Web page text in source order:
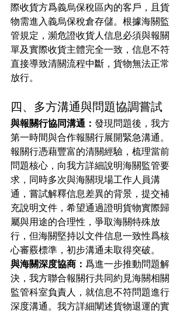
際收貨方爲義烏保稅區內的客戶，且貨
物需進入義烏保稅倉存儲。根據海關監
管規定，瀕危證收貨人信息必須與報關
單及實際收貨主體完全一致，信息不符
直接導致清關流程中斷，貨物無法正常
放行。
四、多方溝通與問題協調嘗試
與報關行協同溝通： 發現問題後，我方
第一時間與合作報關行展開緊急溝通。
報關行憑藉豐富的清關經驗，梳理當前
問題核心，向我方詳細說明海關監管要
求，同時多次與海關現場工作人員溝
通，嘗試解釋信息差異的背景，提交補
充說明文件，希望通過證明貨物實際歸
屬與用途的合理性，爭取海關特殊放
行，但海關堅持以文件信息一致性爲核
心審覈標準，初步溝通未取得突破。
與海關深度協商： 爲進一步推動問題解
決，我方聯合報關行共同約見海關相關
監管科室負責人，就信息不符問題進行
深度溝通。我方詳細闡述貨物退運的實